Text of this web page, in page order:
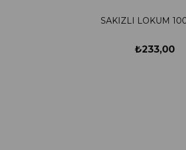
SAKIZLI LOKUM
₺233,00